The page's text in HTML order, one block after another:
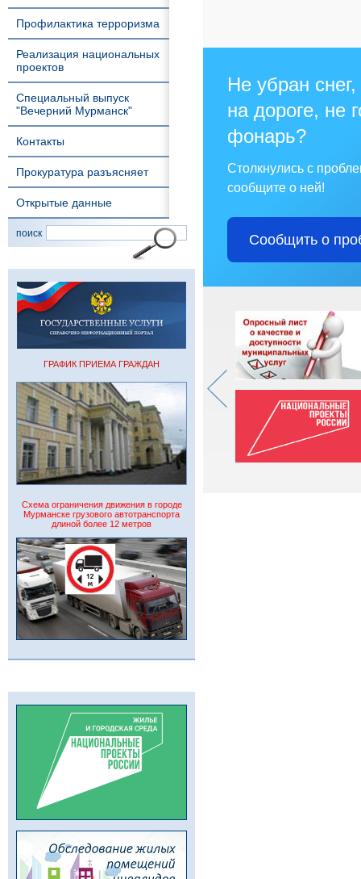
Профилактика терроризма
Реализация национальных
проектов
Специальный выпуск
"Вечерний Мурманск"
Контакты
Прокуратура разъясняет
Открытые данные
поиск
ГРАФИК ПРИЕМА ГРАЖДАН
Схема ограничения движения в городе
Мурманске грузового автотранспорта
длиной более 12 метров
Не убран
на дороге, не
фонарь?
Столкнулись с
сообщите о ней!
Сообщить о